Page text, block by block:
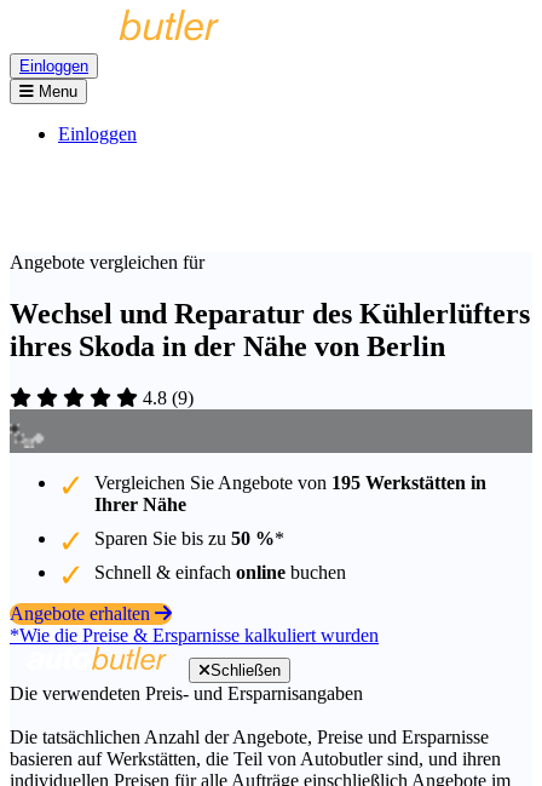
Einloggen
Menu
Einloggen
Angebote vergleichen für
Wechsel und Reparatur des Kühlerlüfters
ihres Skoda in der Nähe von Berlin
4.8 (9)
Vergleichen Sie Angebote von 195 Werkstätten in
Ihrer Nähe
Sparen Sie bis zu 50 %*
Schnell & einfach online buchen
Angebote erhalten
*Wie die Preise & Ersparnisse kalkuliert wurden
Schließen
Die verwendeten Preis- und Ersparnisangaben
Die tatsächlichen Anzahl der Angebote, Preise und Ersparnisse
basieren auf Werkstätten, die Teil von Autobutler sind, und ihren
individuellen Preisen für alle Aufträge einschließlich Angebote im